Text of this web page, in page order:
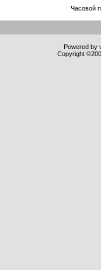
Часовой
Powered by
Copyright